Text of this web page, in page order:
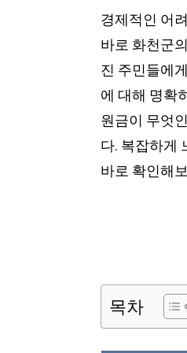
경제적인 어
바로 화천군
진 주민들에
에 대해 명확
원금이 무엇
다. 복잡하게
바로 확인해
목차